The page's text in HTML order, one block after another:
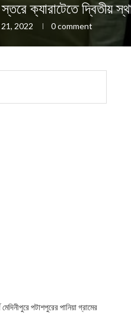
দ্বিতীয় স্থান
21, 2022 0 comment
পটাশপুরের পানিয়া গ্রামের